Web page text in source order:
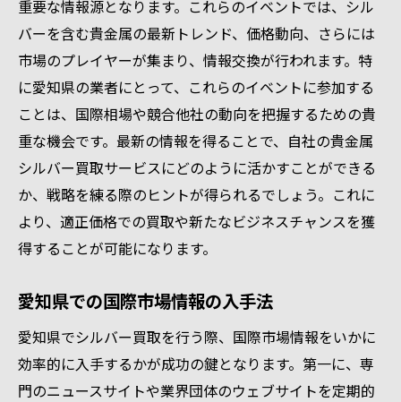
重要な情報源となります。これらのイベントでは、シル
バーを含む貴金属の最新トレンド、価格動向、さらには
市場のプレイヤーが集まり、情報交換が行われます。特
に愛知県の業者にとって、これらのイベントに参加する
ことは、国際相場や競合他社の動向を把握するための貴
重な機会です。最新の情報を得ることで、自社の貴金属
シルバー買取サービスにどのように活かすことができる
か、戦略を練る際のヒントが得られるでしょう。これに
より、適正価格での買取や新たなビジネスチャンスを獲
得することが可能になります。
愛知県での国際市場情報の入手法
愛知県でシルバー買取を行う際、国際市場情報をいかに
効率的に入手するかが成功の鍵となります。第一に、専
門のニュースサイトや業界団体のウェブサイトを定期的